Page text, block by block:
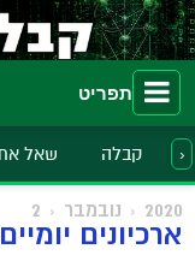
תפריט
קבלה שאל ›
2020 נובמבר 2
ארכיונים יומיים: 2 בנובמבר